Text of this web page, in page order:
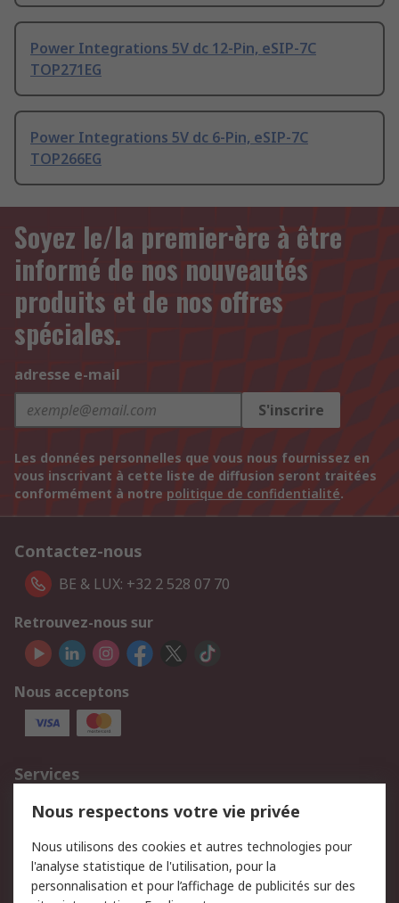
Power Integrations 5V dc 12-Pin, eSIP-7C
TOP271EG
Power Integrations 5V dc 6-Pin, eSIP-7C
TOP266EG
Soyez le/la premier·ère à être
informé de nos nouveautés
produits et de nos offres
spéciales.
adresse e-mail
S'inscrire
Les données personnelles que vous nous fournissez en
vous inscrivant à cette liste de diffusion seront traitées
conformément à notre politique de confidentialité.
Contactez-nous
BE & LUX: +32 2 528 07 70
Retrouvez-nous sur
Nous acceptons
Services
750.000 produits
2.500 marques
Retours
Support technique
Track & trace
Nous respectons votre vie privée
Nous utilisons des cookies et autres technologies pour
l'analyse statistique de l'utilisation, pour la
personnalisation et pour l’affichage de publicités sur des